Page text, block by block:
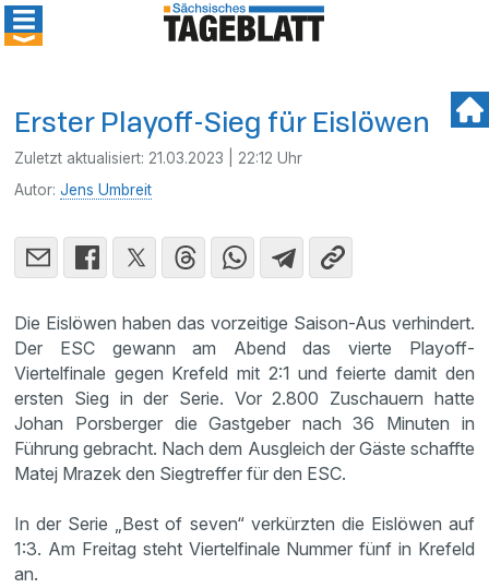
Erster Playoff-Sieg für Eislöwen
Zuletzt aktualisiert: 21.03.2023 | 22:12 Uhr
Autor:Jens Umbreit
Die Eislöwen haben das vorzeitige Saison-Aus verhindert.
Der ESC gewann am Abend das vierte Playoff-
Viertelfinale gegen Krefeld mit 2:1 und feierte damit den
ersten Sieg in der Serie. Vor 2.800 Zuschauern hatte
Johan Porsberger die Gastgeber nach 36 Minuten in
Führung gebracht. Nach dem Ausgleich der Gäste schaffte
Matej Mrazek den Siegtreffer für den ESC.
In der Serie „Best of seven“ verkürzten die Eislöwen auf
1:3. Am Freitag steht Viertelfinale Nummer fünf in Krefeld
an.